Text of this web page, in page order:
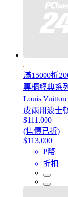
滿15000折
專櫃經典系
Louis
皮兩用波士
$111,000
(售價已折)
$113,000
P幣
折扣